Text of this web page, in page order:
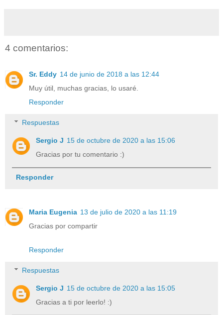
4 comentarios:
Sr. Eddy 14 de junio de 2018 a las 12:44
Muy útil, muchas gracias, lo usaré.
Responder
Respuestas
Sergio J 15 de octubre de 2020 a las 15:06
Gracias por tu comentario :)
Responder
Maria Eugenia 13 de julio de 2020 a las 11:19
Gracias por compartir
Responder
Respuestas
Sergio J 15 de octubre de 2020 a las 15:05
Gracias a ti por leerlo! :)